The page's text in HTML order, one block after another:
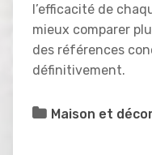
l’efficacité de
mieux comparer
des références
définitivement.
Maison et